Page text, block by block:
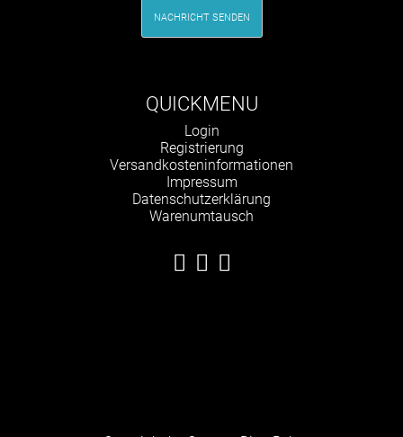
NACHRICHT SENDEN
QUICKMENU
Navigation
überspringen
Login
Registrierung
Versandkosteninformationen
Impressum
Datenschutzerklärung
Warenumtausch